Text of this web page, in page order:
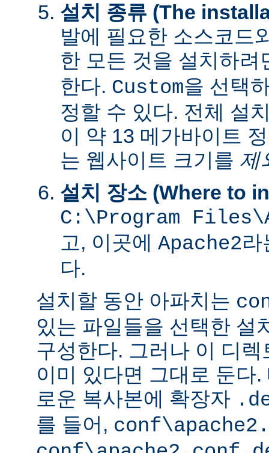
설치 종류 (The
발에 필요한 소스코드
한 모든 것을 설치하
한다. Custom을 선택
정할 수 있다. 전체 설
이 약 13 메가바이트
는 웹사이트 크기를 제
설치 장소 (Where to
C:\Program
고, 이곳에 Apache2라
다.
설치할 동안 아파치는
있는 파일들을 선택한 설
구성한다. 그러나 이 디
이미 있다면 그대로 둔다
로운 복사본에 확장자
를 들어,